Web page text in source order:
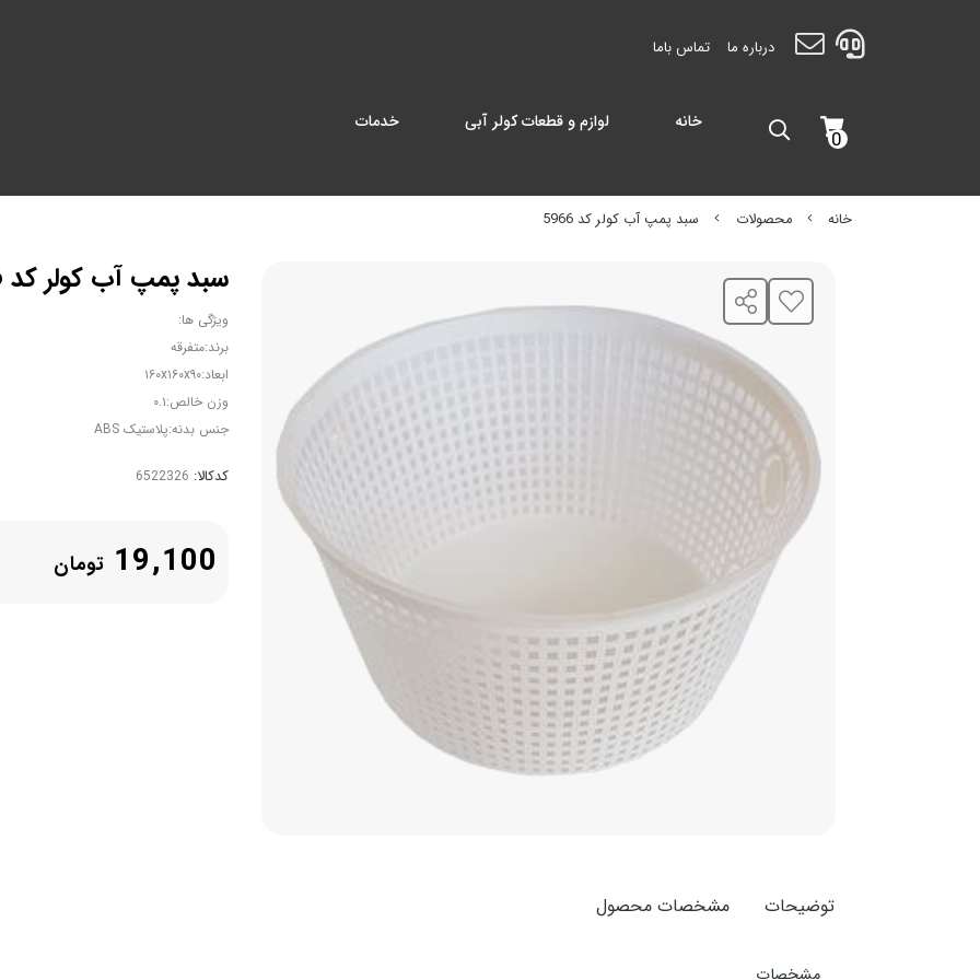
درباره ما تماس باما
0
خانه لوازم و قطعات کولر آبی خدمات
خانه محصولات سبد پمپ آب کولر کد 5966
سبد پمپ آب کولر کد 5966
ویژگی ها:
برند:متفرقه
ابعاد:۱۶۰x۱۶۰x۹۰
وزن خالص:۰.۱
جنس بدنه:پلاستیک ABS
کدکالا:
19,100 تومان
توضیحات مشخصات محصول